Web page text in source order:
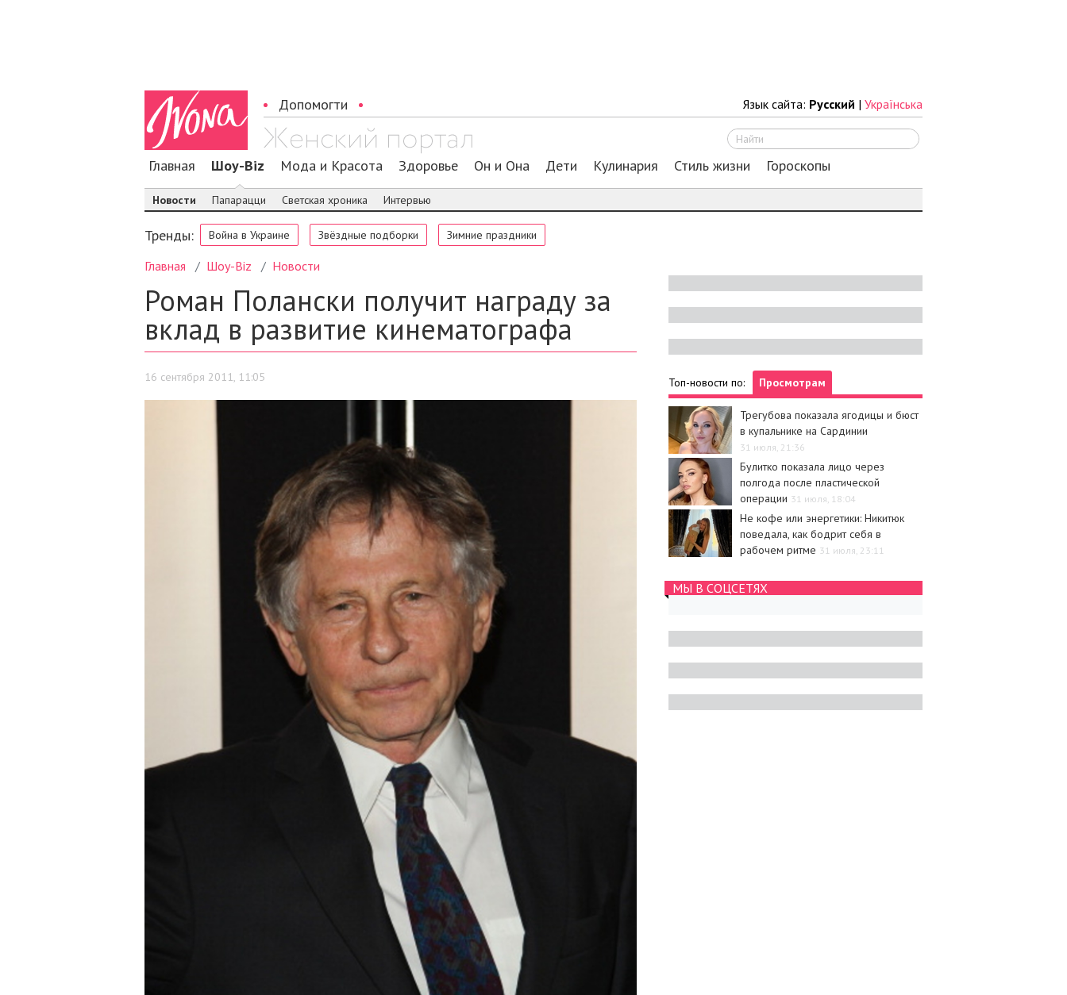
Допомогти Язык сайта: Русский | Українська
Главная Шоу-Biz Мода и Красота Здоровье Он и Она Дети Кулинария Стиль жизни Гороскопы
Новости Папарацци Светская хроника Интервью
Тренды: Война в Украине Звёздные подборки Зимние праздники
Главная Шоу-Biz Новости
Роман Полански получит награду за
вклад в развитие кинематографа
16 сентября 2011, 11:05 Топ-новости по: Просмотрам
Трегубова показала ягодицы и бюст
в купальнике на Сардинии
31 июля, 21:36
Булитко показала лицо через
полгода после пластической
операции 31 июля, 18:04
Не кофе или энергетики: Никитюк
поведала, как бодрит себя в
рабочем ритме 31 июля, 23:11
МЫ В СОЦСЕТЯХ